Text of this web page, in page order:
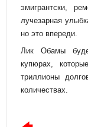
эмигрантски,
лучезарная
но это впереди.
Лик Обамы
купюрах,
триллионы
количествах.